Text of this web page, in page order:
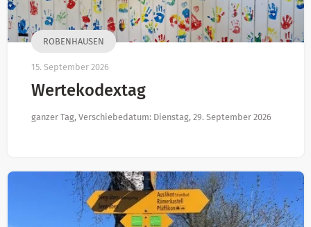
ROBENHAUSEN
15. September 2026
Wertekodextag
ganzer Tag, Verschiebedatum: Dienstag, 29. September 2026